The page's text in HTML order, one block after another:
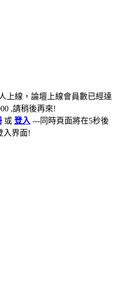
上線，論壇上線會員數已經達
,請稍後再來!
或 登入 ---同時頁面將在5秒後
入界面!